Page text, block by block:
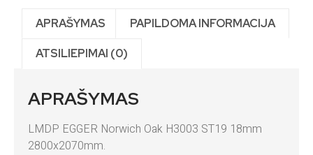
APRAŠYMAS PAPILDOMA INFORMACIJA
ATSILIEPIMAI (0)
APRAŠYMAS
LMDP EGGER Norwich Oak H3003 ST19 18mm
2800x2070mm.